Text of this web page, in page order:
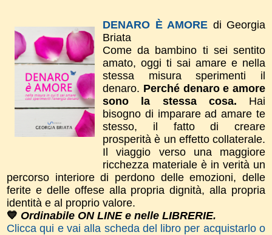
DENARO È AMORE di Georgia
Briata
Come da bambino ti sei sentito
amato, oggi ti sai amare e nella
stessa misura sperimenti il
denaro. Perché denaro e amore
sono la stessa cosa. Hai
bisogno di imparare ad amare te
stesso, il fatto di creare
prosperità è un effetto collaterale.
Il viaggio verso una maggiore
ricchezza materiale è in verità un
percorso interiore di perdono delle emozioni, delle
ferite e delle offese alla propria dignità, alla propria
identità e al proprio valore.
💙 Ordinabile ON LINE e nelle LIBRERIE.
Clicca qui e vai alla scheda del libro per acquistarlo o